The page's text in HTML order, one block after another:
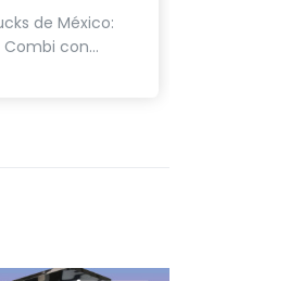
de México:
con...